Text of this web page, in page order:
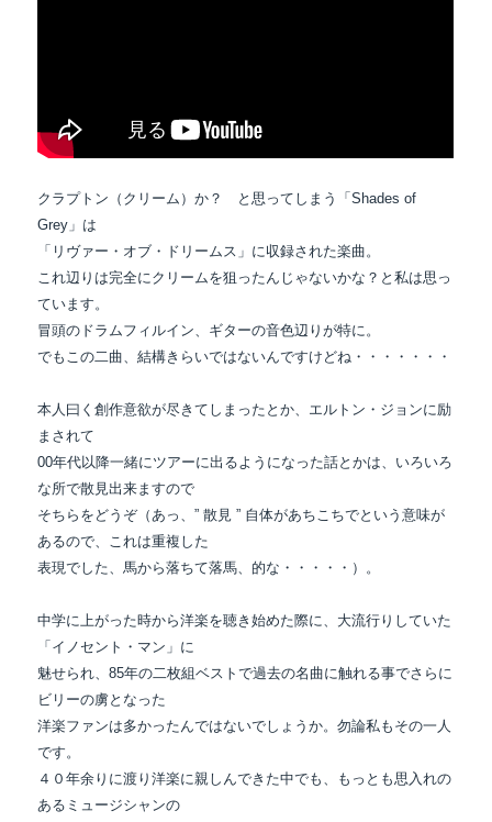
クラプトン（クリーム）か？ と思ってしまう「Shades of
Grey」は
「リヴァー・オブ・ドリームス」に収録された楽曲。
これ辺りは完全にクリームを狙ったんじゃないかな？と私は思っ
ています。
冒頭のドラムフィルイン、ギターの音色辺りが特に。
でもこの二曲、結構きらいではないんですけどね・・・・・・・
本人曰く創作意欲が尽きてしまったとか、エルトン・ジョンに励
まされて
00年代以降一緒にツアーに出るようになった話とかは、いろいろ
な所で散見出来ますので
そちらをどうぞ（あっ、” 散見 ” 自体があちこちでという意味が
あるので、これは重複した
表現でした、馬から落ちて落馬、的な・・・・・）。
中学に上がった時から洋楽を聴き始めた際に、大流行りしていた
「イノセント・マン」に
魅せられ、85年の二枚組ベストで過去の名曲に触れる事でさらに
ビリーの虜となった
洋楽ファンは多かったんではないでしょうか。勿論私もその一人
です。
４０年余りに渡り洋楽に親しんできた中でも、もっとも思入れの
あるミュージシャンの